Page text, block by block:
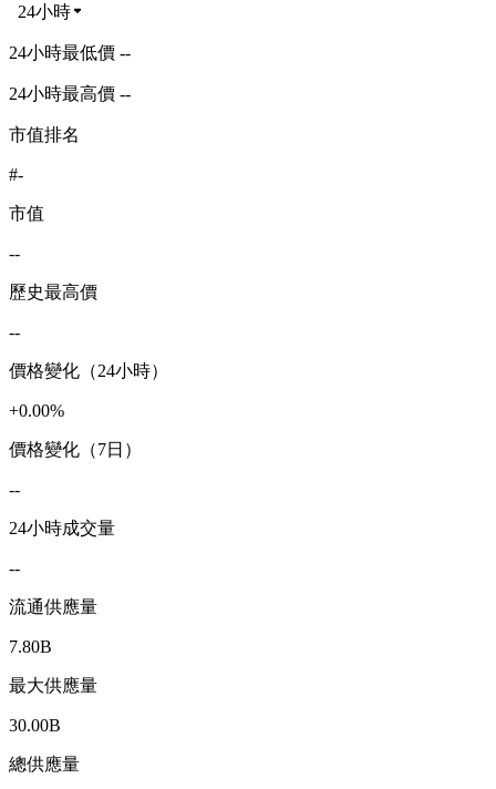
24小時
24小時最低價 --
24小時最高價 --
市值排名
#-
市值
--
歷史最高價
--
價格變化（24小時）
+0.00%
價格變化（7日）
--
24小時成交量
--
流通供應量
7.80B
最大供應量
30.00B
總供應量